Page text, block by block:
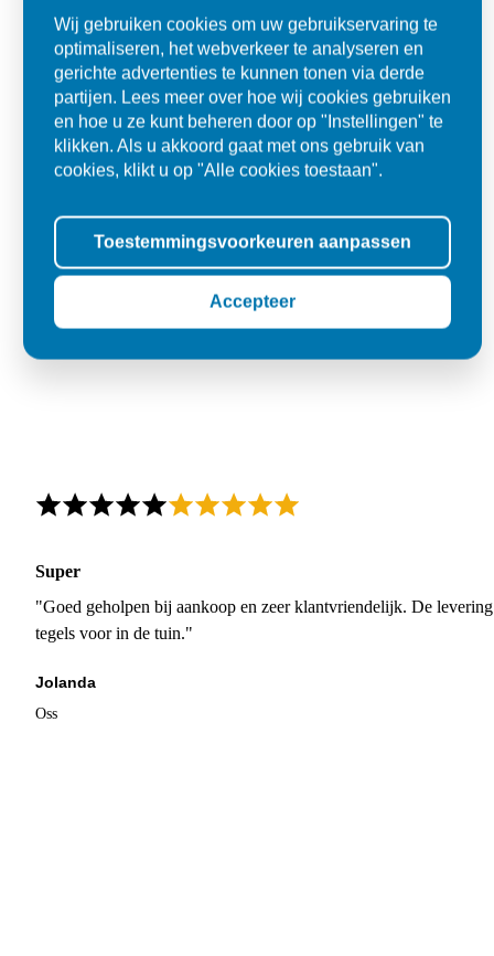
Den Dungen
Super
"Goed geholpen bij aankoop en zeer klantvriendelijk. De
tegels voor in de tuin."
Jolanda
Oss
Wij gebruiken cookies om uw gebruikservaring te
optimaliseren, het webverkeer te analyseren en
gerichte advertenties te kunnen tonen via derde
partijen. Lees meer over hoe wij cookies gebruiken
en hoe u ze kunt beheren door op "Instellingen" te
klikken. Als u akkoord gaat met ons gebruik van
cookies, klikt u op "Alle cookies toestaan".
Toestemmingsvoorkeuren aanpassen
Accepteer